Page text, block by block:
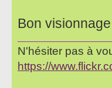
Bon
N'hésiter pas à
https://